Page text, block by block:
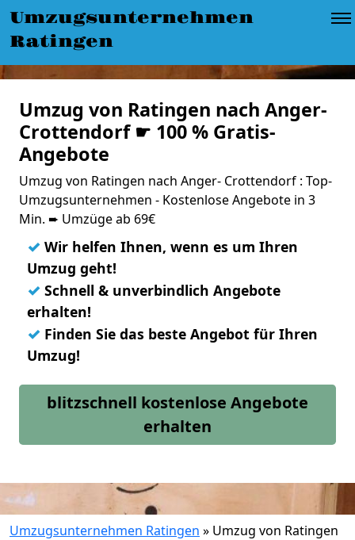
Umzugsunternehmen
Ratingen
Umzug von Ratingen nach Anger-
Crottendorf ☛ 100 % Gratis-
Angebote
Umzug von Ratingen nach Anger- Crottendorf : Top-
Umzugsunternehmen - Kostenlose Angebote in 3
Min. ➨ Umzüge ab 69€
✓ Wir helfen Ihnen, wenn es um Ihren
Umzug geht!
✓ Schnell & unverbindlich Angebote
erhalten!
✓ Finden Sie das beste Angebot für Ihren
Umzug!
blitzschnell kostenlose Angebote
erhalten
Umzugsunternehmen Ratingen » Umzug von Ratingen